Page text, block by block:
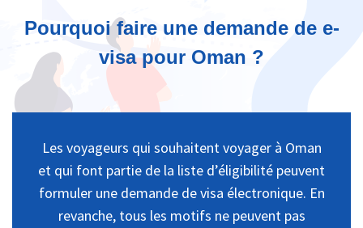
Pourquoi faire une demande de e-
visa pour Oman ?
Les voyageurs qui souhaitent voyager à Oman
et qui font partie de la liste d’éligibilité peuvent
formuler une demande de visa électronique. En
revanche, tous les motifs ne peuvent pas